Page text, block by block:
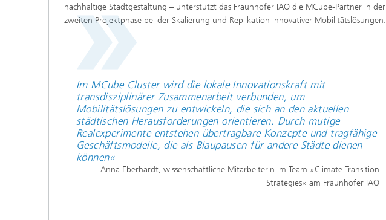
nachhaltige Stadtgestaltung – unterstützt das Fraunhofer IAO die MCube-Partner in der
zweiten Projektphase bei der Skalierung und Replikation innovativer Mobilitätslösungen.
Im MCube Cluster wird die lokale Innovationskraft mit
transdisziplinärer Zusammenarbeit verbunden, um
Mobilitätslösungen zu entwickeln, die sich an den aktuellen
städtischen Herausforderungen orientieren. Durch mutige
Realexperimente entstehen übertragbare Konzepte und tragfähige
Geschäftsmodelle, die als Blaupausen für andere Städte dienen
können«
Anna Eberhardt, wissenschaftliche Mitarbeiterin im Team »Climate Transition
Strategies« am Fraunhofer IAO